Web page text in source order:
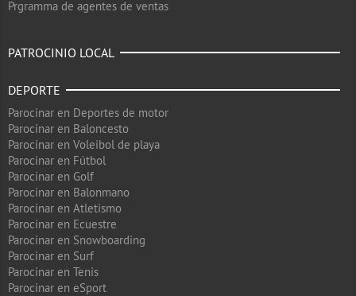
Prgramma de agentes de ventas
PATROCINIO LOCAL
DEPORTE
Parocinar en Deportes de motor
Parocinar en Baloncesto
Parocinar en Voleibol de playa
Parocinar en Fútbol
Parocinar en Golf
Parocinar en Balonmano
Parocinar en Atletismo
Parocinar en Ecuestre
Parocinar en Snowboarding
Parocinar en Surf
Parocinar en Tenis
Parocinar en eSport